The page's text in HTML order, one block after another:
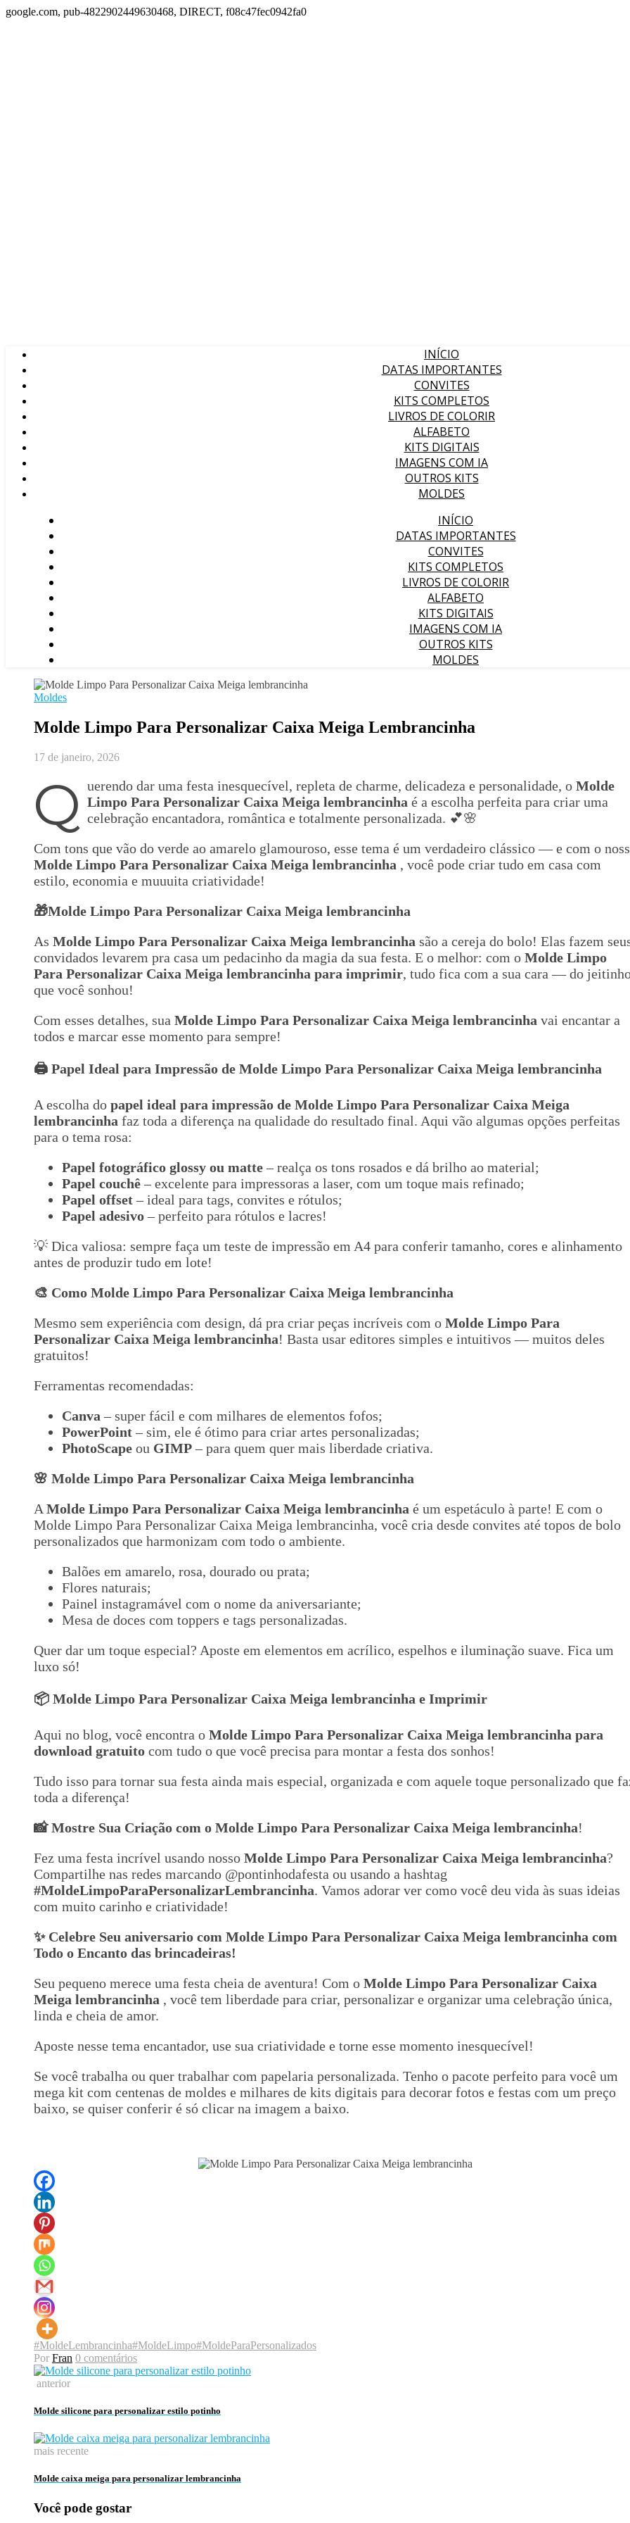
google.com, pub-4822902449630468, DIRECT, f08c47fec0942fa0
INÍCIO
DATAS IMPORTANTES
CONVITES
KITS COMPLETOS
LIVROS DE COLORIR
ALFABETO
KITS DIGITAIS
IMAGENS COM IA
OUTROS KITS
MOLDES
INÍCIO
DATAS IMPORTANTES
CONVITES
KITS COMPLETOS
LIVROS DE COLORIR
ALFABETO
KITS DIGITAIS
IMAGENS COM IA
OUTROS KITS
MOLDES
Moldes
Molde Limpo Para Personalizar Caixa Meiga Lembrancinha
17 de janeiro, 2026
Q uerendo dar uma festa inesquecível, repleta de charme, delicadeza e personalidade, o Molde
Limpo Para Personalizar Caixa Meiga lembrancinha é a escolha perfeita para criar uma
celebração encantadora, romântica e totalmente personalizada. 💕🌸
Com tons que vão do verde ao amarelo glamouroso, esse tema é um verdadeiro clássico — e com o
Molde Limpo Para Personalizar Caixa Meiga lembrancinha , você pode criar tudo em casa com
estilo, economia e muuuita criatividade!
🎁Molde Limpo Para Personalizar Caixa Meiga lembrancinha
As Molde Limpo Para Personalizar Caixa Meiga lembrancinha são a cereja do bolo! Elas fazem
convidados levarem pra casa um pedacinho da magia da sua festa. E o melhor: com o Molde Limpo
Para Personalizar Caixa Meiga lembrancinha para imprimir, tudo fica com a sua cara — do
que você sonhou!
Com esses detalhes, sua Molde Limpo Para Personalizar Caixa Meiga lembrancinha vai encantar a
todos e marcar esse momento para sempre!
🖨️ Papel Ideal para Impressão de Molde Limpo Para Personalizar Caixa Meiga lembrancinha
A escolha do papel ideal para impressão de Molde Limpo Para Personalizar Caixa Meiga
lembrancinha faz toda a diferença na qualidade do resultado final. Aqui vão algumas opções perfeitas
para o tema rosa:
Papel fotográfico glossy ou matte– realça os tons rosados e dá brilho ao material;
Papel couchê– excelente para impressoras a laser, com um toque mais refinado;
Papel offset– ideal para tags, convites e rótulos;
Papel adesivo– perfeito para rótulos e lacres!
💡 Dica valiosa: sempre faça um teste de impressão em A4 para conferir tamanho, cores e alinhamento
antes de produzir tudo em lote!
🎨 Como Molde Limpo Para Personalizar Caixa Meiga lembrancinha
Mesmo sem experiência com design, dá pra criar peças incríveis com o Molde Limpo Para
Personalizar Caixa Meiga lembrancinha! Basta usar editores simples e intuitivos — muitos deles
gratuitos!
Ferramentas recomendadas:
Canva – super fácil e com milhares de elementos fofos;
PowerPoint– sim, ele é ótimo para criar artes personalizadas;
PhotoScape ou GIMP– para quem quer mais liberdade criativa.
🌸 Molde Limpo Para Personalizar Caixa Meiga lembrancinha
A Molde Limpo Para Personalizar Caixa Meiga lembrancinha é um espetáculo à parte! E com o
Molde Limpo Para Personalizar Caixa Meiga lembrancinha, você cria desde convites até topos de bolo
personalizados que harmonizam com todo o ambiente.
Balões em amarelo, rosa, dourado ou prata;
Flores naturais;
Painel instagramável com o nome da aniversariante;
Mesa de doces com toppers e tags personalizadas.
Quer dar um toque especial? Aposte em elementos em acrílico, espelhos e iluminação suave. Fica um
luxo só!
📦 Molde Limpo Para Personalizar Caixa Meiga lembrancinha e Imprimir
Aqui no blog, você encontra o Molde Limpo Para Personalizar Caixa Meiga lembrancinha para
download gratuito com tudo o que você precisa para montar a festa dos sonhos!
Tudo isso para tornar sua festa ainda mais especial, organizada e com aquele toque personalizado que
toda a diferença!
📸 Mostre Sua Criação com o Molde Limpo Para Personalizar Caixa Meiga lembrancinha!
Fez uma festa incrível usando nosso Molde Limpo Para Personalizar Caixa Meiga lembrancinha?
Compartilhe nas redes marcando @pontinhodafesta ou usando a hashtag
#MoldeLimpoParaPersonalizarLembrancinha. Vamos adorar ver como você deu vida às suas ideias
com muito carinho e criatividade!
✨ Celebre Seu aniversario com Molde Limpo Para Personalizar Caixa Meiga lembrancinha com
Todo o Encanto das brincadeiras!
Seu pequeno merece uma festa cheia de aventura! Com o Molde Limpo Para Personalizar Caixa
Meiga lembrancinha , você tem liberdade para criar, personalizar e organizar uma celebração única,
linda e cheia de amor.
Aposte nesse tema encantador, use sua criatividade e torne esse momento inesquecível!
Se você trabalha ou quer trabalhar com papelaria personalizada. Tenho o pacote perfeito para você um
mega kit com centenas de moldes e milhares de kits digitais para decorar fotos e festas com um preço
baixo, se quiser conferir é só clicar na imagem a baixo.
#MoldeLembrancinha#MoldeLimpo#MoldeParaPersonalizados
Por Fran 0 comentários
anterior
Molde silicone para personalizar estilo potinho
mais recente
Molde caixa meiga para personalizar lembrancinha
Você pode gostar